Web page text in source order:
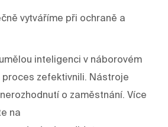
vytváříme při ochraně a
inteligenci v náborovém
proces zefektivnili. Nástroje
o zaměstnání. Více
na